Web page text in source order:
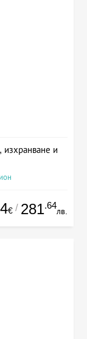
и
€ / 281.64
лв.